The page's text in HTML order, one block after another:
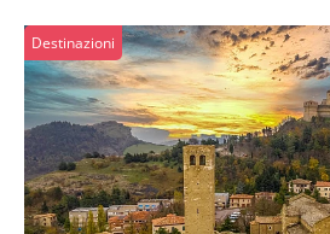
Destinazioni